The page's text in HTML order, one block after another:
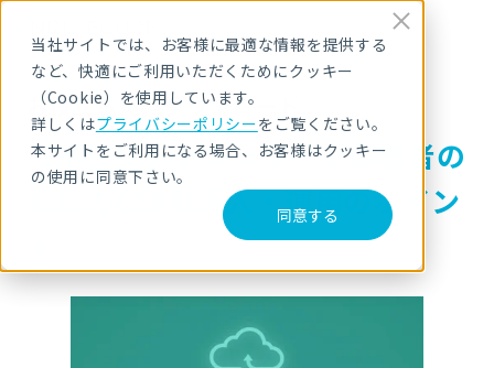
当社サイトでは、お客様に最適な情報を提供する
など、快適にご利用いただくためにクッキー
（Cookie）を使用しています。
詳しくはプライバシーポリシーをご覧ください。
本サイトをご利用になる場合、お客様はクッキー
の使用に同意下さい。
同意する
お役立ち資料ダウンロード
【解説書】セキュリティ担当者の
ためのCSPM導入・運用のポイン